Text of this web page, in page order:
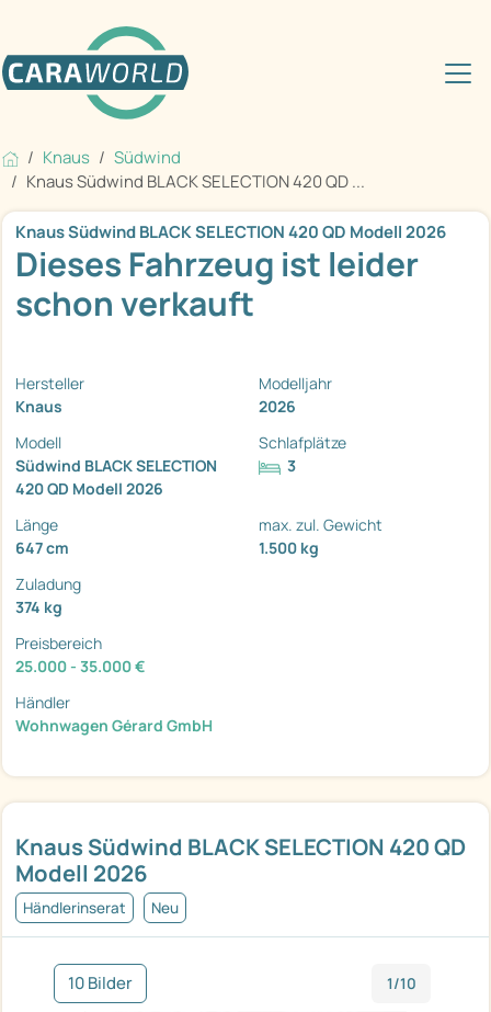
Knaus
Südwind
Knaus Südwind BLACK SELECTION 420 QD ...
Knaus Südwind BLACK SELECTION 420 QD
Modell 2026
Händlerinserat Neu
10 Bilder 1/10
Knaus Südwind BLACK SELECTION 420 QD Modell 2026
Dieses Fahrzeug ist leider
schon verkauft
Hersteller
Knaus
Modelljahr
2026
Modell
Südwind BLACK SELECTION
420 QD Modell 2026
Schlafplätze
3
Länge
647 cm
max. zul. Gewicht
1.500 kg
Zuladung
374 kg
Preisbereich
25.000 - 35.000 €
Händler
Wohnwagen Gérard GmbH